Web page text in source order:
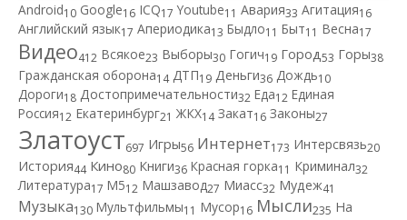
Android10 Google16 ICQ17 Youtube11 Авария33 Агитация16
Английский язык17 Апериодика13 Быдло11 Быт11 Весна17
Видео412 Всякое23 Выборы30 Гогич19 Город53 Горы38
Гражданская оборона14 ДТП19 Деньги36 Дождь10
Дороги18 Достопримечательности32 Еда12 Единая
Россия12 Екатеринбург21 ЖКХ14 Закат16 Законы27
Златоуст697 Игры56 Интернет173 Интерсвязь20
История44 Кино80 Книги36 Красная горка11 Криминал32
Литература17 М512 Машзавод27 Миасс32 Мудеж41
Музыка130 Мультфильмы11 Мусор16 Мысли235 На